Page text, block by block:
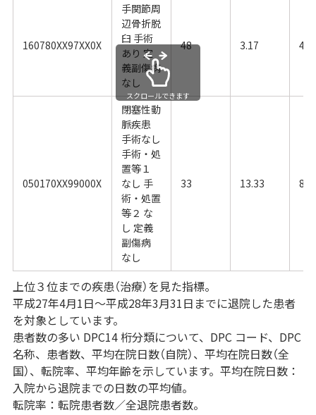
160780XX97XX0X
手関節周
辺骨折脱
臼 手術
あり 定
義副傷病
なし
48 3.17
050170XX99000X
閉塞性動
脈疾患
手術なし
手術・処
置等１
なし 手
術・処置
等２ な
し 定義
副傷病
なし
33 13.33
スクロールできます
上位３位までの疾患（治療）を見た指標。
平成27年4月1日～平成28年3月31日までに退院した患者
を対象としています。
患者数の多い DPC14 桁分類について、DPC コード、DPC
名称、患者数、平均在院日数（自院）、平均在院日数（全
国）、転院率、平均年齢を示しています。平均在院日数：
入院から退院までの日数の平均値。
転院率：転院患者数／全退院患者数。